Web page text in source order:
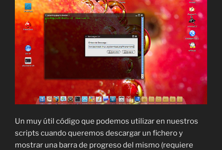
Un muy útil código que podemos utilizar en nuestros
scripts cuando queremos descargar un fichero y
mostrar una barra de progreso del mismo (requiere